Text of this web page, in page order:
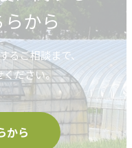
から
るご相談まで、
ください。
から